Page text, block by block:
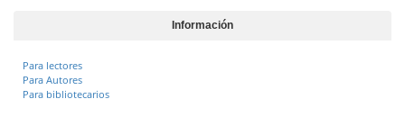
Información
Para lectores
Para Autores
Para bibliotecarios